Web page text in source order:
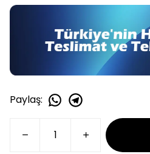
Paylaş: